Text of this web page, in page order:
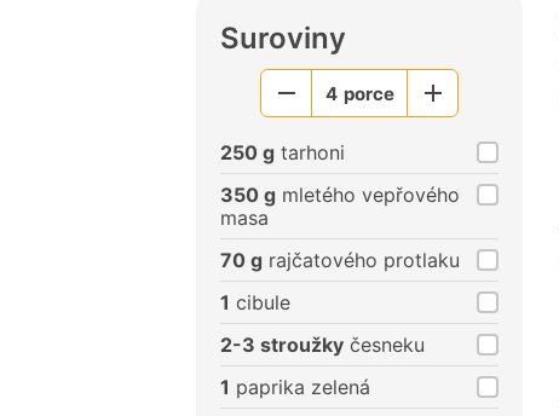
Suroviny
Menší
4 porce
Větší
250 g tarhoni
350 g mletého vepřového
masa
70 g rajčatového protlaku
1 cibule
2-3 stroužky česneku
1 paprika zelená